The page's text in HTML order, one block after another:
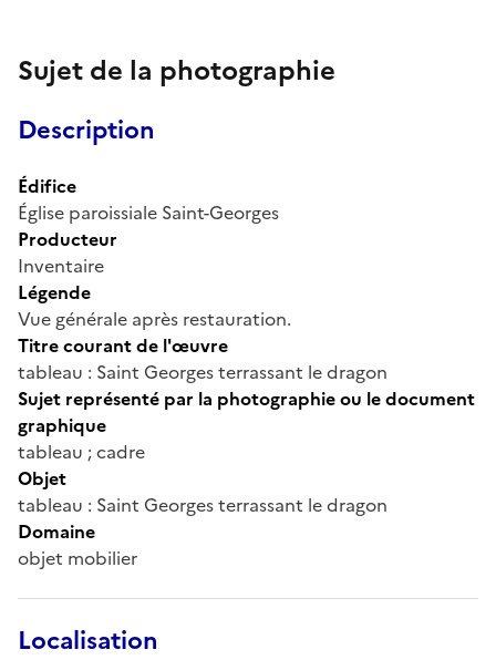
Sujet de la photographie
Description
Édifice
Église paroissiale Saint-Georges
Producteur
Inventaire
Légende
Vue générale après restauration.
Titre courant de l'œuvre
tableau : Saint Georges terrassant le dragon
Sujet représenté par la photographie ou le document
graphique
tableau ; cadre
Objet
tableau : Saint Georges terrassant le dragon
Domaine
objet mobilier
Localisation